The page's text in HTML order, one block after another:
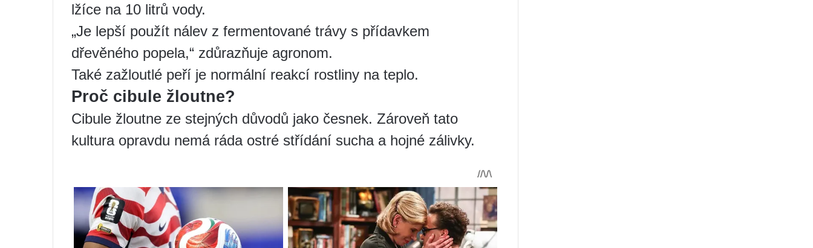
lžíce na 10 litrů vody.
„Je lepší použít nálev z fermentované trávy s přídavkem
dřevěného popela,“ zdůrazňuje agronom.
Také zažloutlé peří je normální reakcí rostliny na teplo.
Proč cibule žloutne?
Cibule žloutne ze stejných důvodů jako česnek. Zároveň tato
kultura opravdu nemá ráda ostré střídání sucha a hojné zálivky.